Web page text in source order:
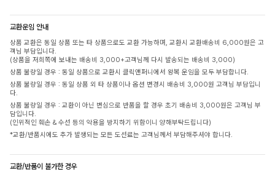
교환운임 안내
상품 교환은 동일 상품 또는 타 상품으로도 교환 가능하며, 교환시 교환배송비 6,000원은 고
객님 부담입니다.
(상품을 저희쪽에 보내는 배송비 3,000+고객님께 다시 발송되는 배송비 3,000)
상품 불량일 경우 : 동일 상품으로 교환시 클릭앤퍼니에서 왕복 운임을 모두 부담합니다.
상품 불량일 경우 : 동일 상품 외 타 상품이나 옵션 변경시 배송비 3,000원 고객님 부담입니
다.
상품 불량일 경우 : 교환이 아닌 변심으로 반품을 할 경우 초기 배송비 3,000원은 고객님 부
담입니다.
(인위적인 훼손 & 수선 등의 악용을 방지하기 위함이니 양해부탁드립니다)
*교환/반품시에도 추가 발생되는 모든 도선료는 고객님께서 부담해주셔야 합니다.
교환/반품이 불가한 경우